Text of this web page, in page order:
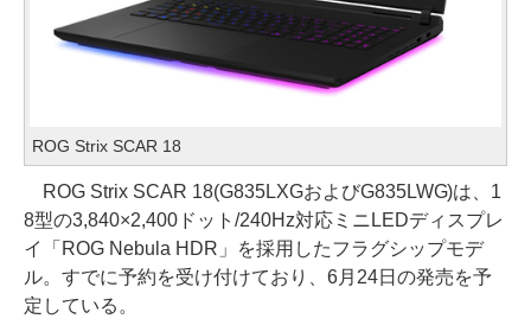
ROG Strix SCAR 18
ROG Strix SCAR 18(G835LXGおよびG835LWG)は、1
8型の3,840×2,400ドット/240Hz対応ミニLEDディスプレ
イ「ROG Nebula HDR」を採用したフラグシップモデ
ル。すでに予約を受け付けており、6月24日の発売を予
定している。